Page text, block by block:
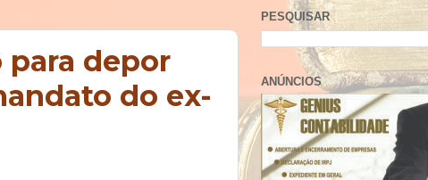
para depor
do ex-
PESQUISAR
ANÚNCIOS